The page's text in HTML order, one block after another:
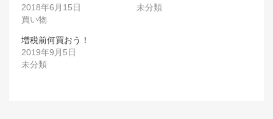
2018年6月15日
買い物
未分類
増税前何買おう！
2019年9月5日
未分類